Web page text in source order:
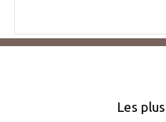
Les